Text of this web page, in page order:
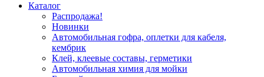
Каталог
Распродажа!
Новинки
Автомобильная гофра, оплетки для кабеля,
кембрик
Клей, клеевые составы, герметики
Автомобильная химия для мойки